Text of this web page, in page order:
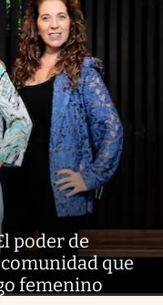
poder de
que
femenino